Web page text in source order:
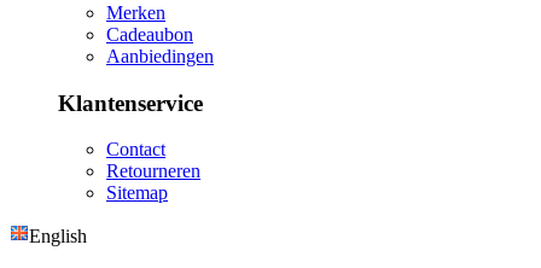
Merken
Cadeaubon
Aanbiedingen
Klantenservice
Contact
Retourneren
Sitemap
English